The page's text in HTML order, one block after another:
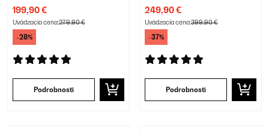
199,90 €
Uvádzacia cena:279,90 €
-28%
Podrobnosti
249,90 €
Uvádzacia cena:399,90 €
-37%
Podrobnosti